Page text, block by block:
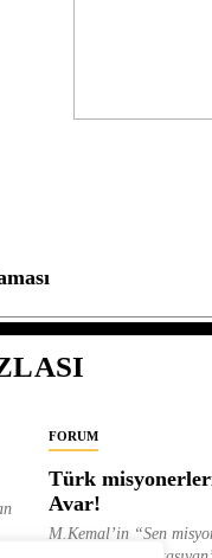
FORUM
Türk
Avar!
M.Kemal’in “Sen